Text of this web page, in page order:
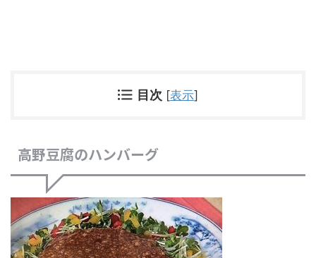
目次 [表示]
高野豆腐のハンバーグ